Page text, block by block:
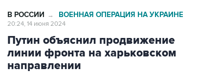
В РОССИИ → ВОЕННАЯ ОПЕРАЦИЯ НА УКРАИНЕ
20:24, 14 июня 2024
Путин объяснил продвижение
линии фронта на харьковском
направлении